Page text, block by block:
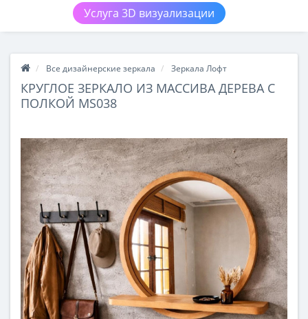
Услуга 3D визуализации
Все дизайнерские зеркала Зеркала Лофт
КРУГЛОЕ ЗЕРКАЛО ИЗ МАССИВА ДЕРЕВА С
ПОЛКОЙ MS038